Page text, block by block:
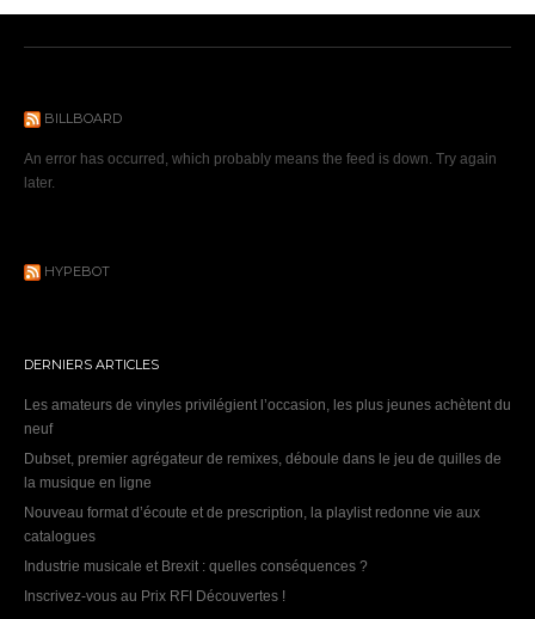
BILLBOARD
An error has occurred, which probably means the feed is down. Try again
later.
HYPEBOT
DERNIERS ARTICLES
Les amateurs de vinyles privilégient l’occasion, les plus jeunes achètent du
neuf
Dubset, premier agrégateur de remixes, déboule dans le jeu de quilles de
la musique en ligne
Nouveau format d’écoute et de prescription, la playlist redonne vie aux
catalogues
Industrie musicale et Brexit : quelles conséquences ?
Inscrivez-vous au Prix RFI Découvertes !